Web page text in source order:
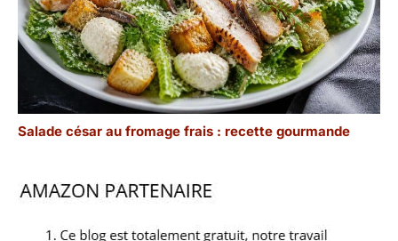
Salade césar au fromage frais : recette gourmande